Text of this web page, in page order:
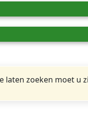
laten zoeken moet u